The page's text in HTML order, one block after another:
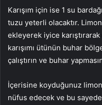
Karışım için ise 1 su
tuzu yeterli olacaktır.
ekleyerek iyice
karışımı ütünün buhar
çalıştırın ve buhar
İçerisine koyduğunuz
nüfus edecek ve bu